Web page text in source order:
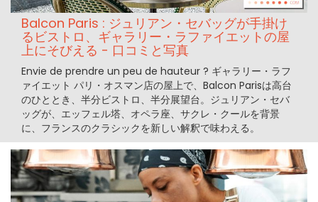
Balcon Paris : ジュリアン・セバッグが手掛け
るビストロ、ギャラリー・ラファイエットの屋
上にそびえる - 口コミと写真
Envie de prendre un peu de hauteur ? ギャラリー・ラフ
ァイエット パリ・オスマン店の屋上で、Balcon Parisは高台
のひととき、半分ビストロ、半分展望台。ジュリアン・セバ
ッグが、エッフェル塔、オペラ座、サクレ・クールを背景
に、フランスのクラシックを新しい解釈で味わえる。